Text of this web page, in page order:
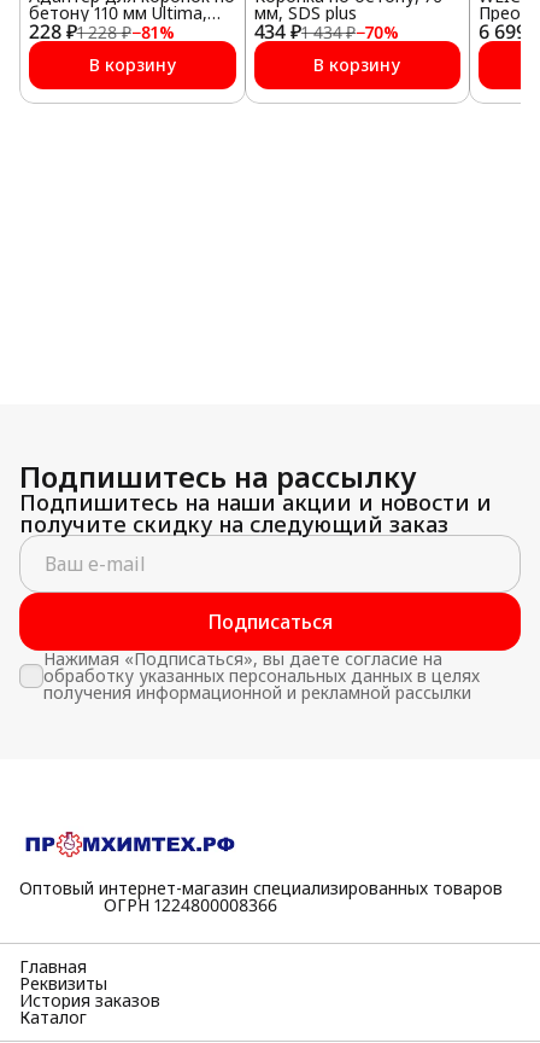
228 ₽1 228 ₽−81%
бетону 110 мм Ultima,
SDS plus
В корзину
434 ₽1 434 ₽−70%
мм, SDS plus
В корзину
6 699
Подпишитесь на рассылку
Подпишитесь на наши акции и новости и
получите скидку на следующий заказ
Подписаться
Нажимая «Подписаться», вы даете согласие на
обработку указанных персональных данных в целях
получения информационной и рекламной рассылки
Оптовый интернет-магазин специализированных товаров
⠀⠀⠀⠀⠀⠀⠀ОГРН 1224800008366
Главная
Реквизиты
История заказов
Каталог